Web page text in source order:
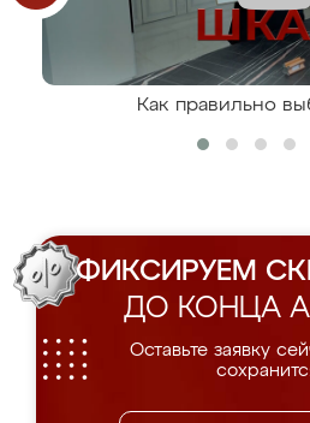
Как правильно
ФИКСИРУЕМ
ДО КОНЦА
Оставьте заявку